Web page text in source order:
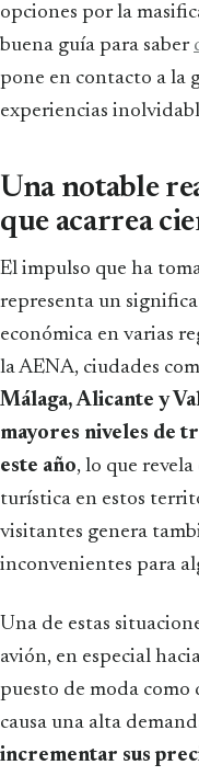
opciones por la
buena guía para saber
pone en contacto a la
experiencias
Una notable
que acarrea
El impulso que ha
representa un
económica en varias
la AENA, ciudades
Málaga, Alicante y
mayores niveles de
este año, lo que
turística en estos
visitantes genera
inconvenientes para
Una de estas
avión, en especial
puesto de moda
causa una alta
incrementar sus